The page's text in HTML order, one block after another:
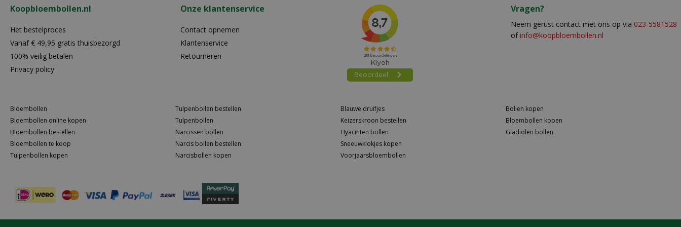
Koopbloembollen.nl
Het bestelproces
Vanaf € 49,95 gratis thuisbezorgd
100% veilig betalen
Privacy policy
Onze klantenservice
Contact opnemen
Klantenservice
Retourneren
Vragen?
Neem gerust contact met ons op via 023-5581528
of info@koopbloembollen.nl
Bloembollen
Bloembollen online kopen
Bloembollen bestellen
Bloembollen te koop
Tulpenbollen kopen
Tulpenbollen bestellen
Tulpenbollen
Narcissen bollen
Narcis bollen bestellen
Narcisbollen kopen
Blauwe druifjes
Keizerskroon bestellen
Hyacinten bollen
Sneeuwklokjes kopen
Voorjaarsbloembollen
Bollen kopen
Bloembollen kopen
Gladiolen bollen